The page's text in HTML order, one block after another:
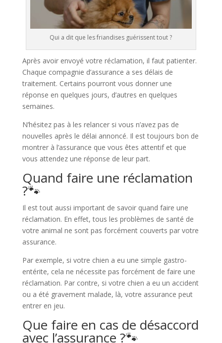
Qui a dit que les friandises guérissent tout ?
Après avoir envoyé votre réclamation, il faut patienter.
Chaque compagnie d’assurance a ses délais de
traitement. Certains pourront vous donner une
réponse en quelques jours, d’autres en quelques
semaines.
N’hésitez pas à les relancer si vous n’avez pas de
nouvelles après le délai annoncé. Il est toujours bon de
montrer à l’assurance que vous êtes attentif et que
vous attendez une réponse de leur part.
Quand faire une réclamation
?🐾​
Il est tout aussi important de savoir quand faire une
réclamation. En effet, tous les problèmes de santé de
votre animal ne sont pas forcément couverts par votre
assurance.
Par exemple, si votre chien a eu une simple gastro-
entérite, cela ne nécessite pas forcément de faire une
réclamation. Par contre, si votre chien a eu un accident
ou a été gravement malade, là, votre assurance peut
entrer en jeu.
Que faire en cas de désaccord
avec l’assurance ?🐾​